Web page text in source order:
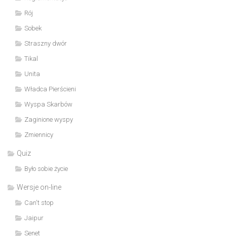
Rój
Sobek
Straszny dwór
Tikal
Unita
Władca Pierścieni
Wyspa Skarbów
Zaginione wyspy
Zmiennicy
Quiz
Było sobie życie
Wersje on-line
Can't stop
Jaipur
Senet